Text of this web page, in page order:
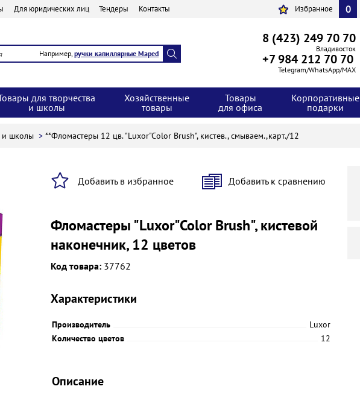
Для юридических лиц Тендеры Контакты Избранное 0
Например, ручки капиллярные Maped
8 (423) 249 70 70
Владивосток
+7 984 212 70 70
Telegram/WhatsApp/MAX
для творчества
и школы
Хозяйственные
товары
Товары
для офиса
Корпоративные
подарки
и школы > **Фломастеры 12 цв. "Luxor"Color Brush", кистев., смываем.,карт./12
Добавить в избранное Добавить к сравнению
Фломастеры "Luxor"Color Brush", кистевой
наконечник, 12 цветов
Код товара: 37762
Характеристики
Производитель
Luxor
Количество цветов
12
Описание